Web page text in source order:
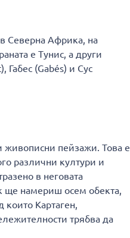
Северна Африка, на
е Тунис, а други
Габес (Gabés) и Сус
пейзажи. Това е
различни култури и
в неговата
ще намериш осем обекта,
Картаген,
трябва да